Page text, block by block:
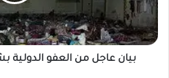
السودانيين
في
ليبيا
بيان عاجل من العفو الدولية